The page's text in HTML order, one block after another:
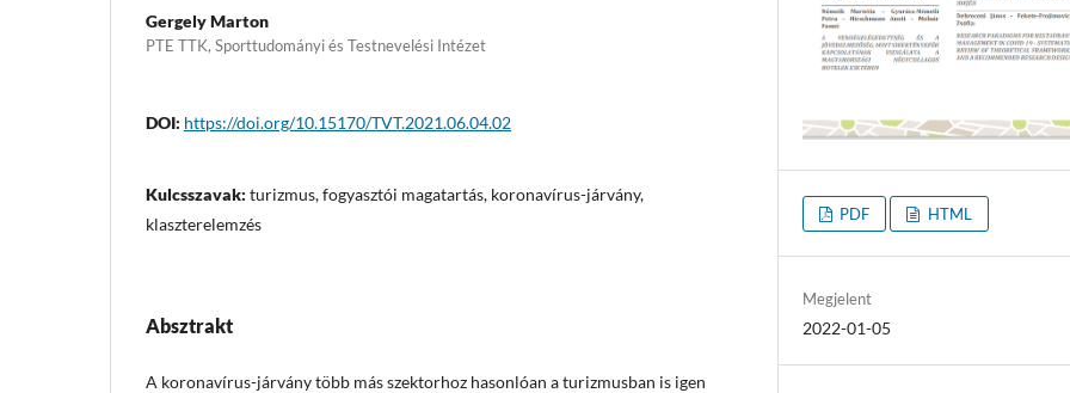
Gergely Marton
PTE TTK, Sporttudományi és Testnevelési Intézet
DOI: https://doi.org/10.15170/TVT.2021.06.04.02
Kulcsszavak: turizmus, fogyasztói magatartás, koronavírus-járvány,
klaszterelemzés
Absztrakt
A koronavírus-járvány több más szektorhoz hasonlóan a turizmusban is igen
PDF HTML
Megjelent
2022-01-05